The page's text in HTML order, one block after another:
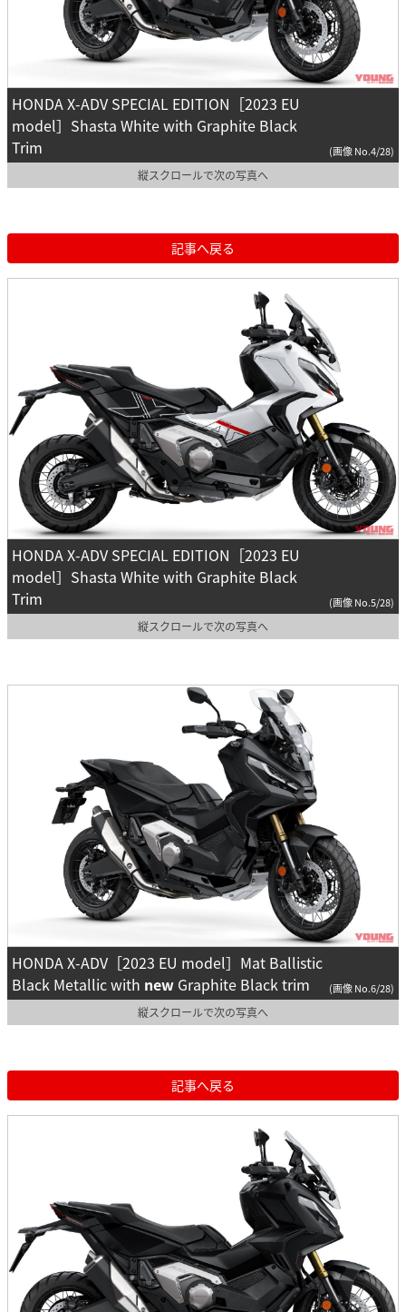
HONDA X-ADV SPECIAL EDITION［2023 EU
model］Shasta White with Graphite Black
Trim
(画像 No.4/28)
縦スクロールで次の写真へ
記事へ戻る
HONDA X-ADV SPECIAL EDITION［2023 EU
model］Shasta White with Graphite Black
Trim
(画像 No.5/28)
縦スクロールで次の写真へ
HONDA X-ADV［2023 EU model］Mat Ballistic
Black Metallic with new Graphite Black trim (画像 No.6/28)
縦スクロールで次の写真へ
記事へ戻る